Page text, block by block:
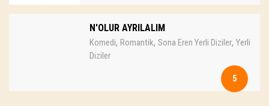
N'OLUR AYRILALIM
Komedi, Romantik, Sona Eren Yerli Diziler, Yerli
Diziler
5